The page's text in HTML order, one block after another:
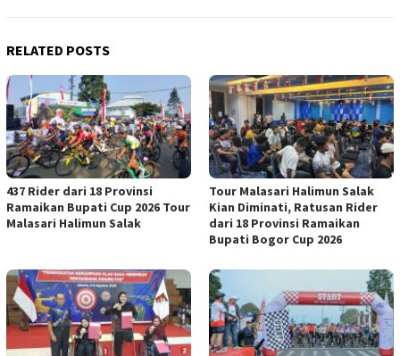
RELATED POSTS
437 Rider dari 18 Provinsi
Ramaikan Bupati Cup 2026 Tour
Malasari Halimun Salak
Tour Malasari Halimun Salak
Kian Diminati, Ratusan Rider
dari 18 Provinsi Ramaikan
Bupati Bogor Cup 2026